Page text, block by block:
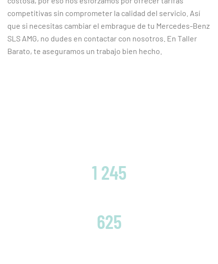
competitivas sin comprometer la calidad del servicio. Así
que si necesitas cambiar el embrague de tu Mercedes-Benz
SLS AMG, no dudes en contactar con nosotros. En Taller
Barato, te aseguramos un trabajo bien hecho.
1 245
625